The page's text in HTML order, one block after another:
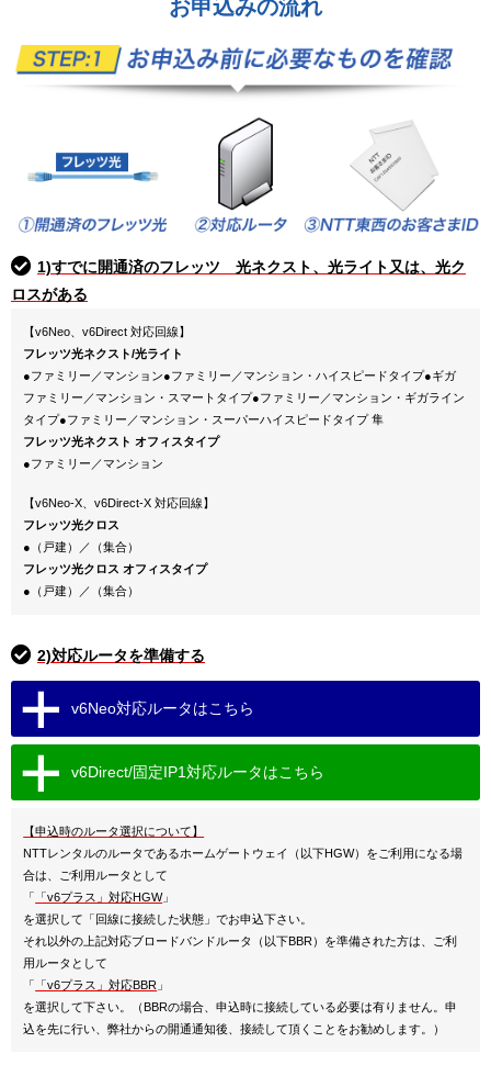
お申込みの流れ
1)すでに開通済のフレッツ 光ネクスト、光ライト又は、光ク
ロスがある
【v6Neo、v6Direct 対応回線】
フレッツ光ネクスト/光ライト
●ファミリー／マンション●ファミリー／マンション・ハイスピードタイプ●ギガ
ファミリー／マンション・スマートタイプ●ファミリー／マンション・ギガライン
タイプ●ファミリー／マンション・スーパーハイスピードタイプ 隼
フレッツ光ネクスト オフィスタイプ
●ファミリー／マンション
【v6Neo-X、v6Direct-X 対応回線】
フレッツ光クロス
●（戸建）／（集合）
フレッツ光クロス オフィスタイプ
●（戸建）／（集合）
2)対応ルータを準備する
v6Neo対応ルータはこちら
v6Direct/固定IP1対応ルータはこちら
【申込時のルータ選択について】
NTTレンタルのルータであるホームゲートウェイ（以下HGW）をご利用になる場
合は、ご利用ルータとして
「 「v6プラス」対応HGW」
を選択して「回線に接続した状態」でお申込下さい。
それ以外の上記対応ブロードバンドルータ（以下BBR）を準備された方は、ご利
用ルータとして
「 「v6プラス」対応BBR 」
を選択して下さい。（BBRの場合、申込時に接続している必要は有りません。申
込を先に行い、弊社からの開通通知後、接続して頂くことをお勧めします。）